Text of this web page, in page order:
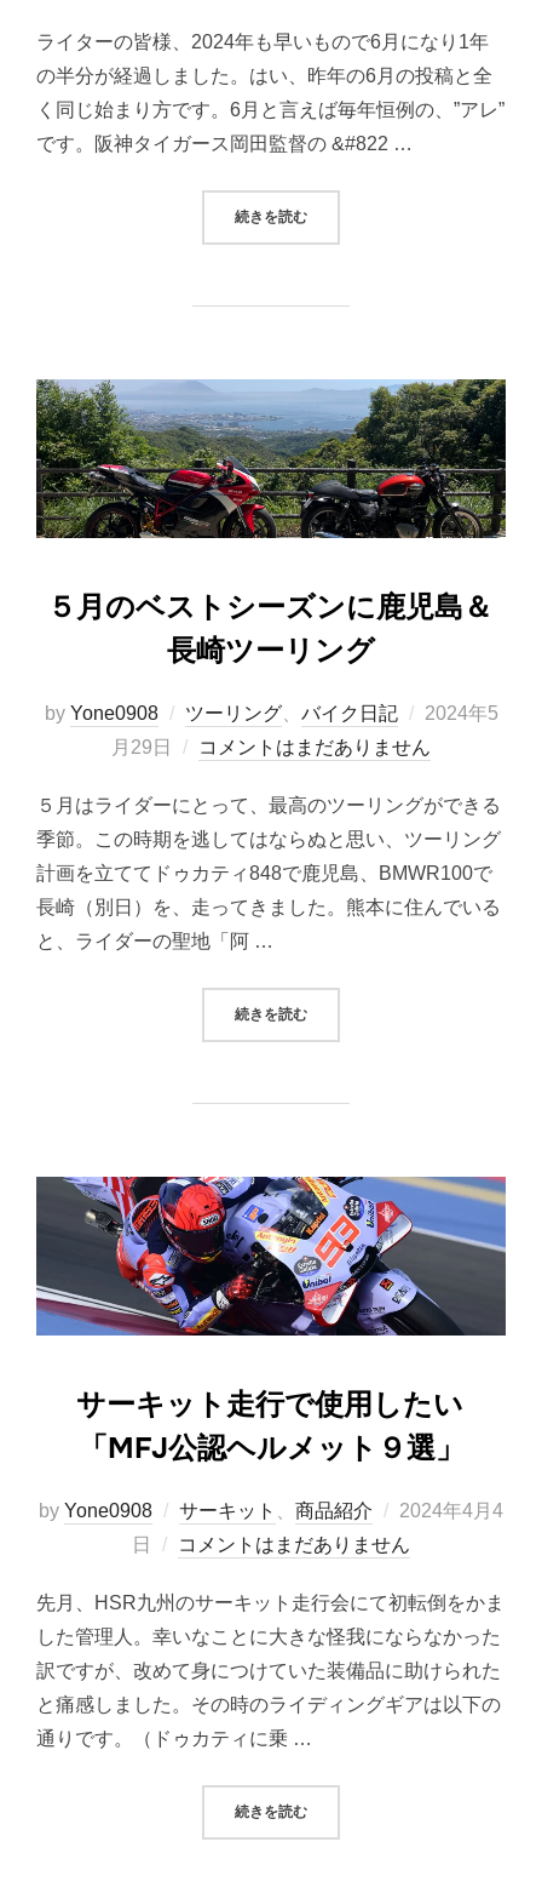
ライターの皆様、2024年も早いもので6月になり1年
の半分が経過しました。はい、昨年の6月の投稿と全
く同じ始まり方です。6月と言えば毎年恒例の、”アレ”
です。阪神タイガース岡田監督の &#822 …
続きを読む“ブログを開設して2年が経ちました
５月のベストシーズンに鹿児島＆
長崎ツーリング
by Yone0908 ツーリング、 バイク日記
投
稿
2024年5
月29日
コメントはまだありません
５月はライダーにとって、最高のツーリングができる
季節。この時期を逃してはならぬと思い、ツーリング
計画を立ててドゥカティ848で鹿児島、BMWR100で
長崎（別日）を、走ってきました。熊本に住んでいる
と、ライダーの聖地「阿 …
続きを読む“５月のベストシーズンに鹿児島＆
サーキット走行で使用したい
「MFJ公認ヘルメット９選」
by Yone0908 サーキット 商品紹介
投
稿
2024年4月4
日
コメントはまだありません
先月、HSR九州のサーキット走行会にて初転倒をかま
した管理人。幸いなことに大きな怪我にならなかった
訳ですが、改めて身につけていた装備品に助けられた
と痛感しました。その時のライディングギアは以下の
通りです。（ドゥカティに乗 …
続きを読む“サーキット走行で使用したい「